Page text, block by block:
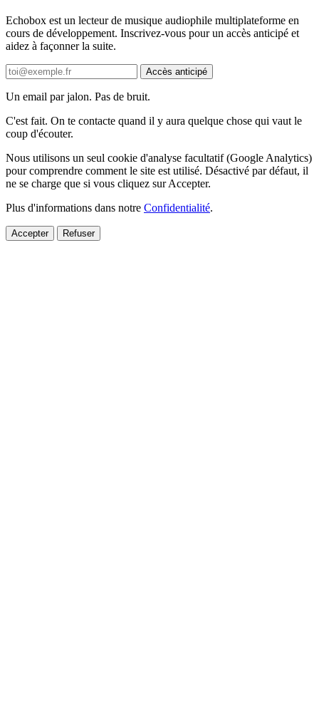
Echobox est un lecteur de musique audiophile multiplateforme en
cours de développement. Inscrivez-vous pour un accès anticipé et
aidez à façonner la suite.
Accès anticipé
Un email par jalon. Pas de bruit.
C'est fait. On te contacte quand il y aura quelque chose qui vaut le
coup d'écouter.
Nous utilisons un seul cookie d'analyse facultatif (Google Analytics)
pour comprendre comment le site est utilisé. Désactivé par défaut, il
ne se charge que si vous cliquez sur Accepter.
Plus d'informations dans notre Confidentialité.
Accepter Refuser